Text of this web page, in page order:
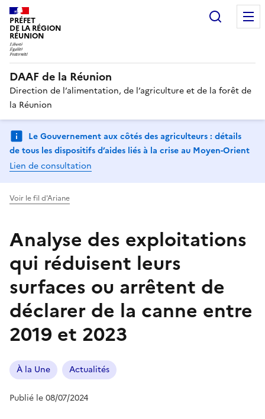
PRÉFET
DE LA RÉGION
RÉUNION
DAAF de la Réunion
Direction de l’alimentation, de l’agriculture et de la forêt de
la Réunion
Le Gouvernement aux côtés des agriculteurs : détails
de tous les dispositifs d’aides liés à la crise au Moyen-Orient
Lien de consultation
Voir le fil d'Ariane
Analyse des exploitations
qui réduisent leurs
surfaces ou arrêtent de
déclarer de la canne entre
2019 et 2023
À la Une Actualités
Publié le 08/07/2024